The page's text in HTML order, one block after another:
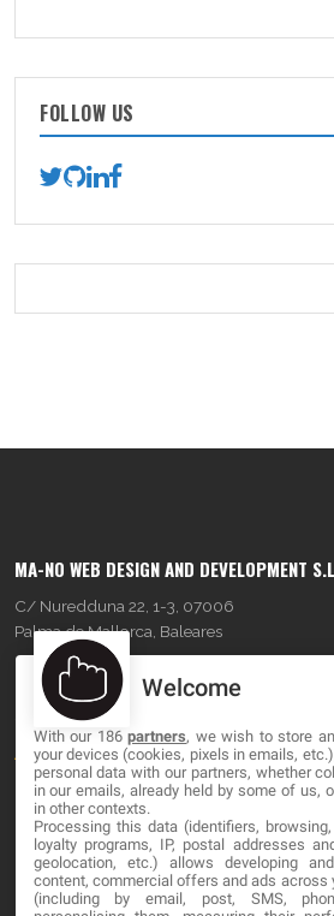
FOLLOW US
MA-NO WEB DESIGN AND DEVELOPMENT
C/ Nuredduna 22, 1-3, 07006
Palma de Mallorca, Baleares
OUR COMPANY
About
Blog
Contact
LEGAL
Welcome
With our 186partners, we wish to store
your devices (cookies, pixels in emails,
personal data with our partners, whether
in our emails, already held by some of us,
in other contexts.
Processing this data (identifiers,
loyalty programs, IP, postal addresses
geolocation, etc.) allows developing
content, commercial offers and ads across
(including by email, post, SMS,